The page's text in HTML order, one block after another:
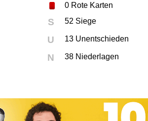
0Rote Karten
S 52 Siege
U 13 Unentschieden
N 38 Niederlagen